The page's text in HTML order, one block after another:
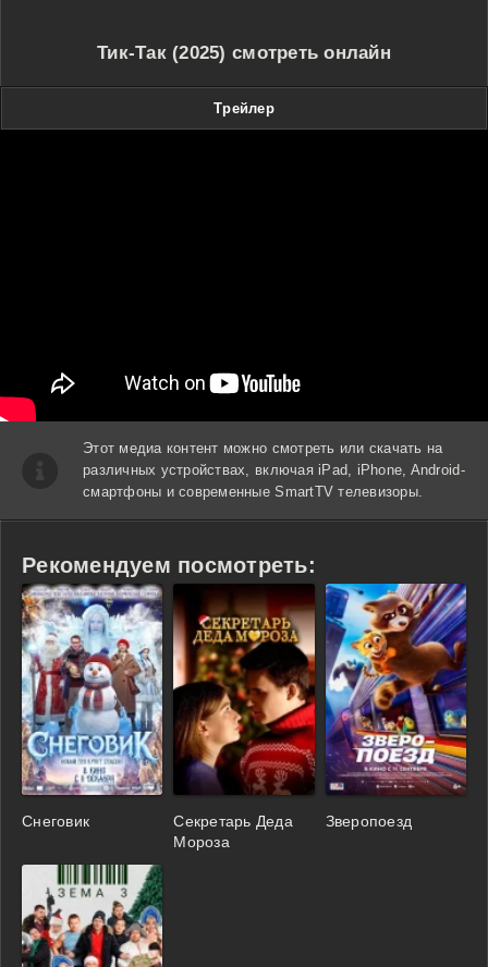
Тик-Так (2025) смотреть онлайн
Трейлер
Этот медиа контент можно смотреть или скачать на
различных устройствах, включая iPad, iPhone, Android-
смартфоны и современные SmartTV телевизоры.
Рекомендуем посмотреть:
Снеговик
Секретарь Деда
Мороза
Зверопоезд